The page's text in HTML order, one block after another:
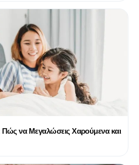
να Μεγαλώσεις Χαρούμενα και